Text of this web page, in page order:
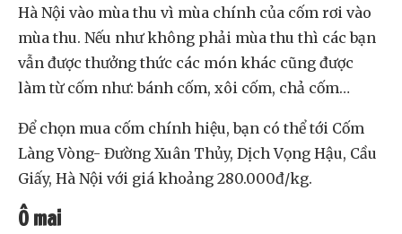
Hà Nội vào mùa thu vì mùa chính của cốm rơi vào
mùa thu. Nếu như không phải mùa thu thì các bạn
vẫn được thưởng thức các món khác cũng được
làm từ cốm như: bánh cốm, xôi cốm, chả cốm…
Để chọn mua cốm chính hiệu, bạn có thể tới Cốm
Làng Vòng- Đường Xuân Thủy, Dịch Vọng Hậu, Cầu
Giấy, Hà Nội với giá khoảng 280.000đ/kg.
Ô mai